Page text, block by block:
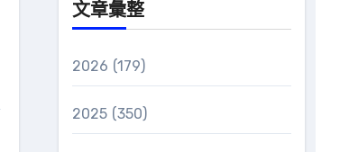
文章彙整
2026 (179)
2025 (350)